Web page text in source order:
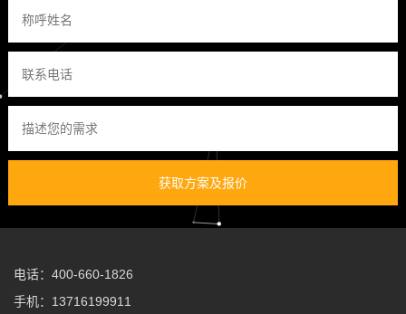
获取方案及报价
电话：400-660-1826
手机：13716199911